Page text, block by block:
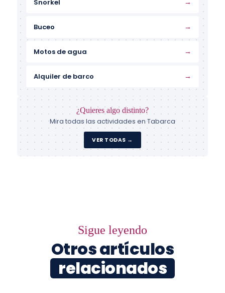
Snorkel
Buceo →
Motos de agua →
Alquiler de barco →
¿Quieres algo distinto?
Mira todas las actividades en Tabarca
VER TODAS →
Sigue leyendo
Otros artículos
relacionados